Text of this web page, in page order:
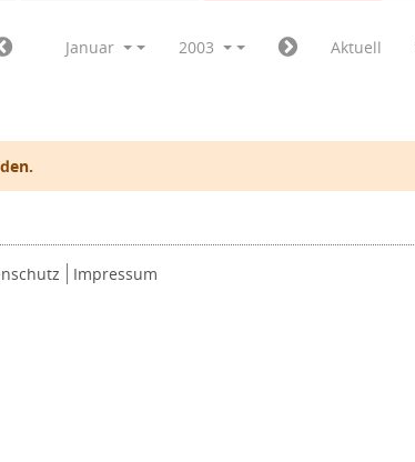
Januar 2003 Aktuell
Impressum